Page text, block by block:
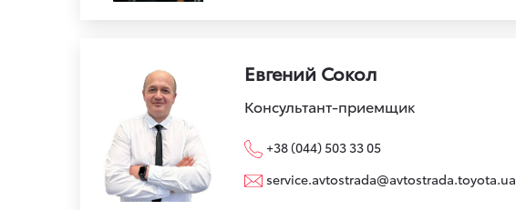
Евгений Сокол
Консультант-приемщик
+38 (044) 503 33 05
service.avtostrada@avtostrada.toyota.ua